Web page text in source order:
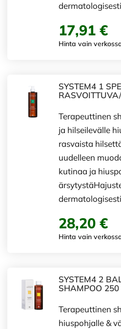
17,91 €
Hinta vain
SYSTEM4 1
Terapeuttinen
ja hilseilevälle
rasvaista
uudelleen
kutinaa ja
28,20 €
Hinta vain
SYSTEM4 2
SHAMPOO 250
Terapeuttinen
hiuspohjalle &